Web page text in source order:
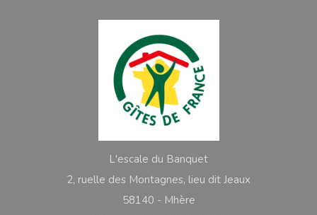
L'escale du Banquet
2, ruelle des Montagnes, lieu dit Jeaux
58140 - Mhère